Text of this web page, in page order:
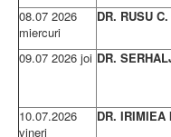
CONSILIUL DE
DECLARATIE
SISTEMULUI DE
ADMINISTRATIV
08.07 2026
miercuri
DR. RUSU C.
09.07 2026 joi DR.
10.07.2026
vineri
DR. IRIMIEA